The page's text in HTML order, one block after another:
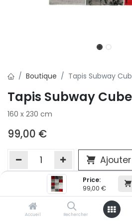
Price:
99,00 €
Accueil Rechercher
Boutique Tapis Subway
Tapis Subway
160 x 230 cm
99,00 €
Ajouter à la liste d'envie
Si vous ne pouvez pas ajouter cet
victime de son succès et